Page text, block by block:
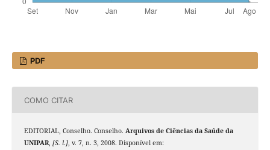
PDF
COMO CITAR
EDITORIAL, Conselho. Conselho. Arquivos de Ciências da Saúde da
UNIPAR, [S. l.], v. 7, n. 3, 2008. Disponível em: